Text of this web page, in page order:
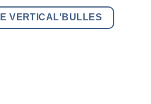
VERTICAL'BULLES